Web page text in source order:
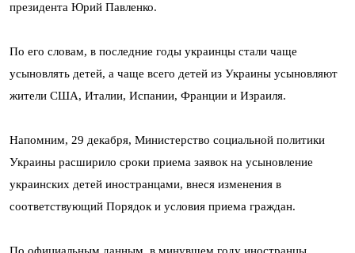
президента Юрий Павленко.
По его словам, в последние годы украинцы стали чаще
усыновлять детей, а чаще всего детей из Украины усыновляют
жители США, Италии, Испании, Франции и Израиля.
Напомним, 29 декабря, Министерство социальной политики
Украины расширило сроки приема заявок на усыновление
украинских детей иностранцами, внеся изменения в
соответствующий Порядок и условия приема граждан.